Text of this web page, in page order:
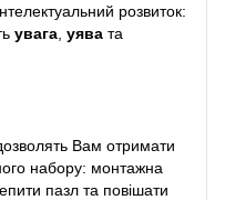
розвиток:
увага уява та
Вам отримати
набору: монтажна
пазл та повішати